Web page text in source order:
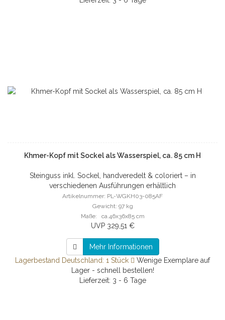
Khmer-Kopf mit Sockel als Wasserspiel, ca. 85 cm H
Steinguss inkl. Sockel, handveredelt & coloriert – in
verschiedenen Ausführungen erhältlich
Artikelnummer: PL-WGKH03-085AF
Gewicht: 97 kg
Maße: ca.46x36x85 cm
UVP 329,51 €
Mehr Informationen
Lagerbestand Deutschland: 1 Stück
Wenige Exemplare auf
Lager - schnell bestellen!
Lieferzeit: 3 - 6 Tage